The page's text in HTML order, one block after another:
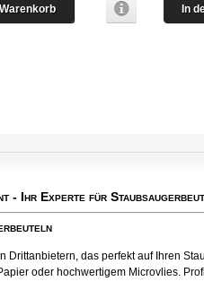
In
- Ihr Experte für
das perfekt auf Ihren
oder hochwertigem Microvlies.